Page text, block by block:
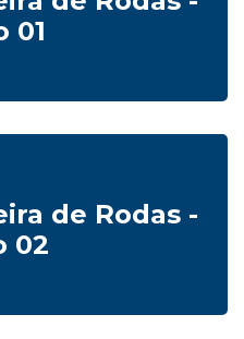
01
de Rodas -
02